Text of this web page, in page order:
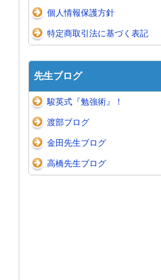
個人情報保護方針
特定商取引法に基づく表記
先生ブログ
駿英式『勉強術』！
渡部ブログ
金田先生ブログ
高橋先生ブログ